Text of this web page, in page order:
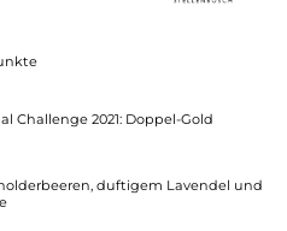
Challenge 2021: Doppel-Gold
duftigem Lavendel und